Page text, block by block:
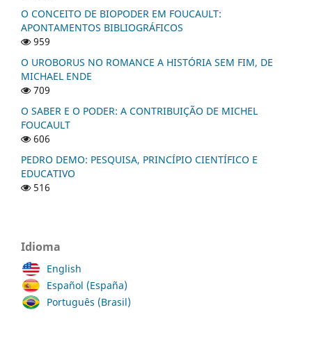
O CONCEITO DE BIOPODER EM FOUCAULT:
APONTAMENTOS BIBLIOGRÁFICOS
959
O UROBORUS NO ROMANCE A HISTÓRIA SEM FIM, DE
MICHAEL ENDE
709
O SABER E O PODER: A CONTRIBUIÇÃO DE MICHEL
FOUCAULT
606
PEDRO DEMO: PESQUISA, PRINCÍPIO CIENTÍFICO E
EDUCATIVO
516
Idioma
English
Español (España)
Português (Brasil)